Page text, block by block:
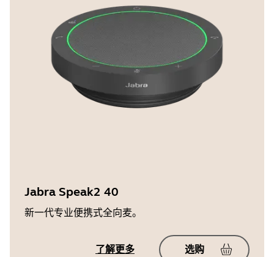
Jabra Speak2 40
新一代专业便携式全向麦。
了解更多 选购